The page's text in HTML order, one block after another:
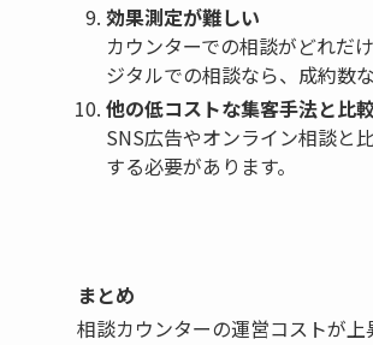
効果測定が難しい
カウンターでの相談がどれだ
ジタルでの相談なら、成約数
他の低コストな集客手法と比
SNS広告やオンライン相談と
する必要があります。
まとめ
相談カウンターの運営コストが